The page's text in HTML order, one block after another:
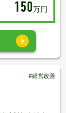
150万円
#経営改善